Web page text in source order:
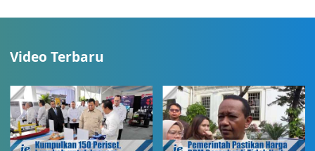
Video Terbaru